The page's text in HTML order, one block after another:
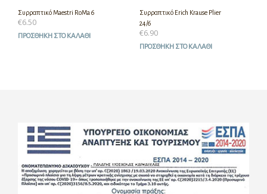
Συρραπτικό Maestri RoMa 6
€6.50
ΠΡΟΣΘΉΚΗ ΣΤΟ ΚΑΛΆΘΙ
Συρραπτικό Erich Krause Plier
24/6
€6.90
ΠΡΟΣΘΉΚΗ ΣΤΟ ΚΑΛΆΘΙ